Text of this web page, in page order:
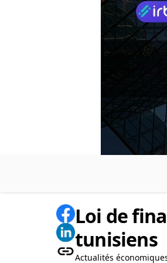
Loi de
tunisiens
Actualités